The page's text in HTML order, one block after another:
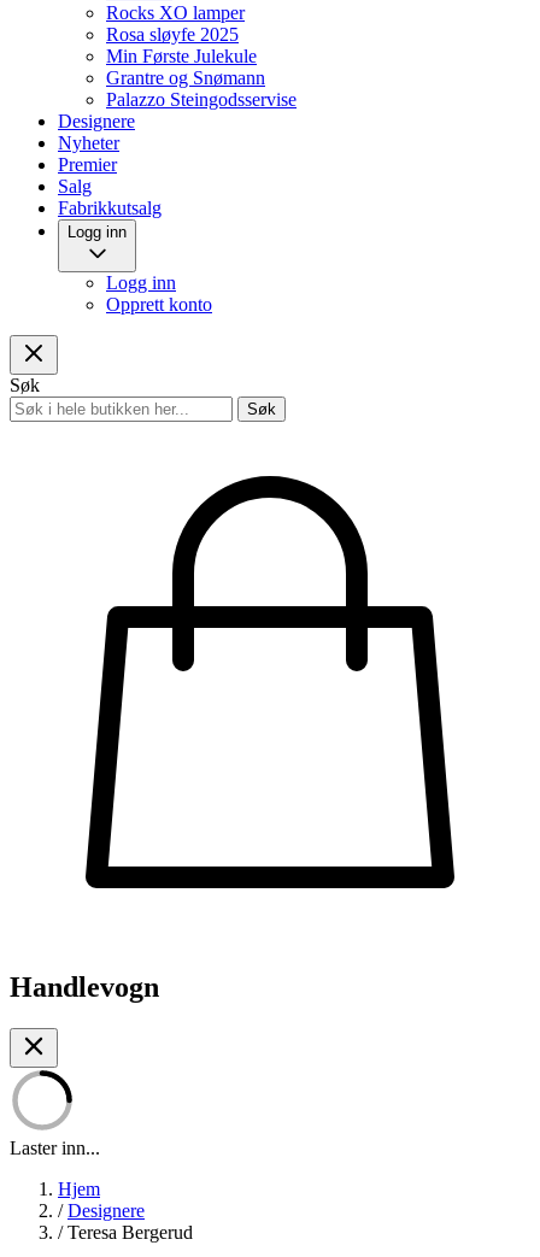
Rocks XO lamper
Rosa sløyfe 2025
Min Første Julekule
Grantre og Snømann
Palazzo Steingodsservise
Designere
Nyheter
Premier
Salg
Fabrikkutsalg
Logg inn
Logg inn
Opprett konto
Søk
Søk
Handlevogn
Laster inn...
Hjem
/ Designere
/ Teresa Bergerud